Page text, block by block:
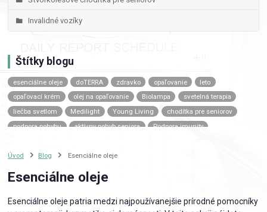
Invalidné vozíky
Štítky blogu
esenciálne oleje doTERRA zdravko opaľovanie
leto
opaľovací krém
olej na opaľovanie Biolampa
svetelná terapia
liečba svetlom
Medilight Young Living
chodítka pre seniorov
podpora pohybu
aktívny pohyb seniora
Podpora imunity
Young living
Spánok Stres
Duševná rovnováha
Vyhorenie
vozík pre seniora
elektrický vozík
transportný vozík
pomôcky pre seniorov
Úvod Blog Esenciálne oleje
Esenciálne oleje
Esenciálne oleje patria medzi najpoužívanejšie prírodné pomocníky